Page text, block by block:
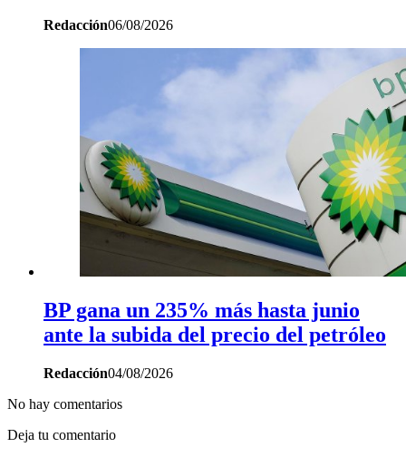
Redacción06/08/2026
BP gana un 235% más hasta junio
ante la subida del precio del petróleo
Redacción04/08/2026
No hay comentarios
Deja tu comentario